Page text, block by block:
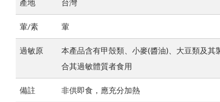
產地 台灣
葷/素 葷
過敏原
本產品含有甲殼類、小麥(醬油)、大豆類及其
合其過敏體質者食用
備註 非供即食，應充分加熱